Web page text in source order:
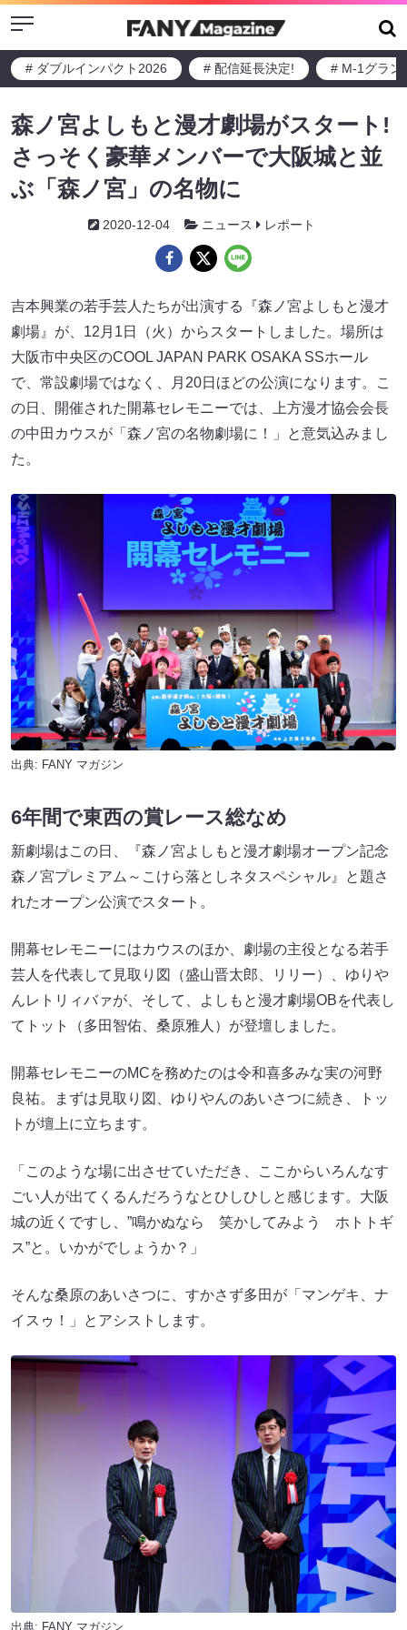
Menu
# ダブルインパクト2026 # 配信延長決定! # M-1グラン
森ノ宮よしもと漫才劇場がスタート!
さっそく豪華メンバーで大阪城と並
ぶ「森ノ宮」の名物に
2020-12-04 ニュース レポート
吉本興業の若手芸人たちが出演する『森ノ宮よしもと漫才
劇場』が、12月1日（火）からスタートしました。場所は
大阪市中央区のCOOL JAPAN PARK OSAKA SSホール
で、常設劇場ではなく、月20日ほどの公演になります。こ
の日、開催された開幕セレモニーでは、上方漫才協会会長
の中田カウスが「森ノ宮の名物劇場に！」と意気込みまし
た。
出典: FANY マガジン
6年間で東西の賞レース総なめ
新劇場はこの日、『森ノ宮よしもと漫才劇場オープン記念
森ノ宮プレミアム～こけら落としネタスペシャル』と題さ
れたオープン公演でスタート。
開幕セレモニーにはカウスのほか、劇場の主役となる若手
芸人を代表して見取り図（盛山晋太郎、リリー）、ゆりや
んレトリィバァが、そして、よしもと漫才劇場OBを代表し
てトット（多田智佑、桑原雅人）が登壇しました。
開幕セレモニーのMCを務めたのは令和喜多みな実の河野
良祐。まずは見取り図、ゆりやんのあいさつに続き、トッ
トが壇上に立ちます。
「このような場に出させていただき、ここからいろんなす
ごい人が出てくるんだろうなとひしひしと感じます。大阪
城の近くですし、”鳴かぬなら 笑かしてみよう ホトトギ
ス”と。いかがでしょうか？」
そんな桑原のあいさつに、すかさず多田が「マンゲキ、ナ
イスゥ！」とアシストします。
出典: FANY マガジン